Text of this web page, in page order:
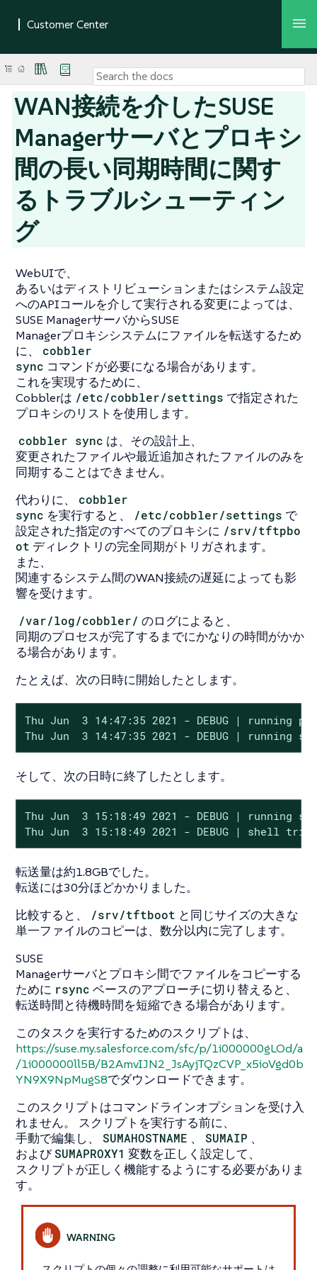
WAN接続を介したSUSE
Managerサーバとプロキシ
間の長い同期時間に関す
るトラブルシューティン
グ
WebUIで、
あるいはディストリビューションまたはシステム設定
へのAPIコールを介して実行される変更によっては、
SUSE ManagerサーバからSUSE
Managerプロキシシステムにファイルを転送するため
に、
cobbler
sync コマンドが必要になる場合があります。
これを実現するために、
Cobblerは /etc/cobbler/settings で指定された
プロキシのリストを使用します。
cobbler sync は、その設計上、
変更されたファイルや最近追加されたファイルのみを
同期することはできません。
代わりに、
cobbler
sync を実行すると、 /etc/cobbler/settings で
設定された指定のすべてのプロキシに /srv/tftpbo
ot ディレクトリの完全同期がトリガされます。
また、
関連するシステム間のWAN接続の遅延によっても影
響を受けます。
/var/log/cobbler/ のログによると、
同期のプロセスが完了するまでにかなりの時間がかか
る場合があります。
たとえば、次の日時に開始したとします。
Thu Jun  3 14:47:35 2021 - DEBUG |
Thu Jun  3 14:47:35 2021 - DEBUG |
そして、次の日時に終了したとします。
Thu Jun  3 15:18:49 2021 - DEBUG |
Thu Jun  3 15:18:49 2021 - DEBUG | shell
転送量は約1.8GBでした。
転送には30分ほどかかりました。
比較すると、
/srv/tftboot と同じサイズの大きな
単一ファイルのコピーは、数分以内に完了します。
SUSE
Managerサーバとプロキシ間でファイルをコピーする
ために rsync ベースのアプローチに切り替えると、
転送時間と待機時間を短縮できる場合があります。
このタスクを実行するためのスクリプトは、
https://suse.my.salesforce.com/sfc/p/1i000000gLOd/a
/1i000000ll5B/B2AmvIJN2_JsAyjTQzCVP_x5ioVgd0b
YN9X9NpMugS8でダウンロードできます。
このスクリプトはコマンドラインオプションを受け入
れません。 スクリプトを実行する前に、
手動で編集し、
SUMAHOSTNAME 、 SUMAIP 、
およびSUMAPROXY1 変数を正しく設定して、
スクリプトが正しく機能するようにする必要がありま
す。